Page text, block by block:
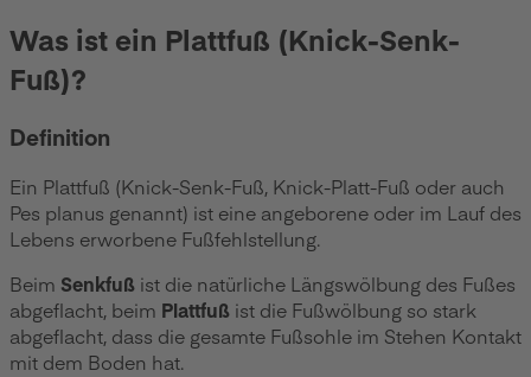
Was ist ein Plattfuß (Knick-Senk-
Fuß)?
Definition
Ein Plattfuß (Knick-Senk-Fuß, Knick-Platt-Fuß oder auch
Pes planus genannt) ist eine angeborene oder im Lauf des
Lebens erworbene Fußfehlstellung.
Beim Senkfuß ist die natürliche Längswölbung des Fußes
abgeflacht, beim Plattfuß ist die Fußwölbung so stark
abgeflacht, dass die gesamte Fußsohle im Stehen Kontakt
mit dem Boden hat.